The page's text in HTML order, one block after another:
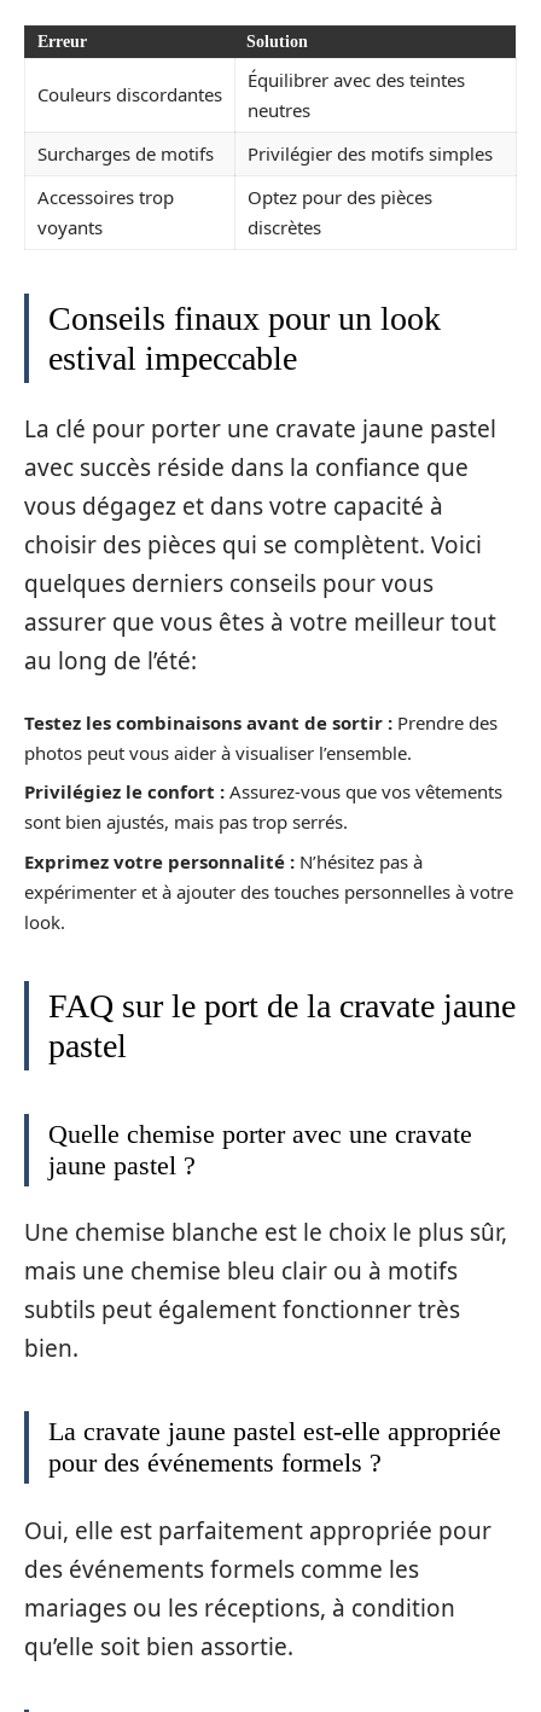
Erreur Solution
Couleurs discordantes
Équilibrer avec des teintes
neutres
Surcharges de motifs
Privilégier des motifs simples
Accessoires trop
voyants
Optez pour des pièces
discrètes
Conseils finaux pour un look
estival impeccable
La clé pour porter une cravate jaune pastel
avec succès réside dans la confiance que
vous dégagez et dans votre capacité à
choisir des pièces qui se complètent. Voici
quelques derniers conseils pour vous
assurer que vous êtes à votre meilleur tout
au long de l’été:
Testez les combinaisons avant de sortir : Prendre des
photos peut vous aider à visualiser l’ensemble.
Privilégiez le confort : Assurez-vous que vos vêtements
sont bien ajustés, mais pas trop serrés.
Exprimez votre personnalité : N’hésitez pas à
expérimenter et à ajouter des touches personnelles à votre
look.
FAQ sur le port de la cravate jaune
pastel
Quelle chemise porter avec une cravate
jaune pastel ?
Une chemise blanche est le choix le plus sûr,
mais une chemise bleu clair ou à motifs
subtils peut également fonctionner très
bien.
La cravate jaune pastel est-elle appropriée
pour des événements formels ?
Oui, elle est parfaitement appropriée pour
des événements formels comme les
mariages ou les réceptions, à condition
qu’elle soit bien assortie.